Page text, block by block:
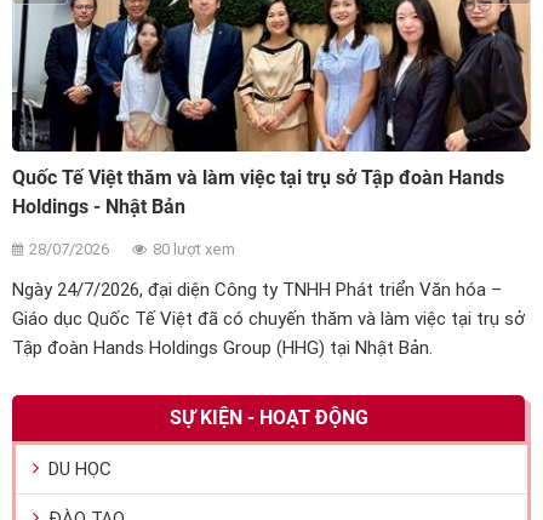
Quốc Tế Việt thăm và làm việc tại trụ sở Tập đoàn Hands
Holdings - Nhật Bản
28/07/2026 80 lượt xem
Ngày 24/7/2026, đại diện Công ty TNHH Phát triển Văn hóa –
Giáo dục Quốc Tế Việt đã có chuyến thăm và làm việc tại trụ sở
Tập đoàn Hands Holdings Group (HHG) tại Nhật Bản.
SỰ KIỆN - HOẠT ĐỘNG
DU HỌC